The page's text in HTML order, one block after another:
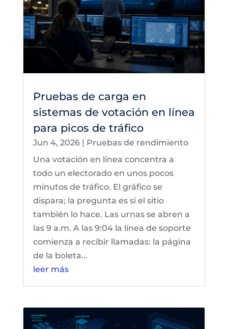
Pruebas de carga en
sistemas de votación en línea
para picos de tráfico
Jun 4, 2026| Pruebas de rendimiento
Una votación en línea concentra a
todo un electorado en unos pocos
minutos de tráfico. El gráfico se
dispara; la pregunta es si el sitio
también lo hace. Las urnas se abren a
las 9 a.m. A las 9:04 la línea de soporte
comienza a recibir llamadas: la página
de la boleta...
leer más